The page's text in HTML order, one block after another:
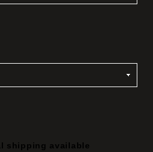
shipping available